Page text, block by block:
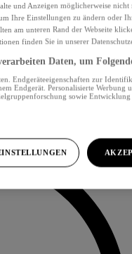
und Anzeigen möglicherweise nicht
Ihre Einstellungen zu ändern oder
am unteren Rand der Webseite
finden Sie in unserer
Daten, um
Endgeräteeigenschaften zur
Endgerät. Personalisierte Werbung
sowie